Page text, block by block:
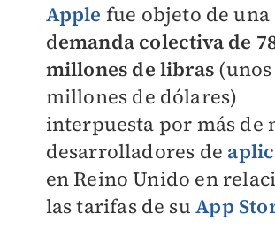
Apple fue objeto de una
demanda colectiva de
millones de libras
millones de dólares)
interpuesta por más de
desarrolladores de
en Reino Unido en
las tarifas de suApp